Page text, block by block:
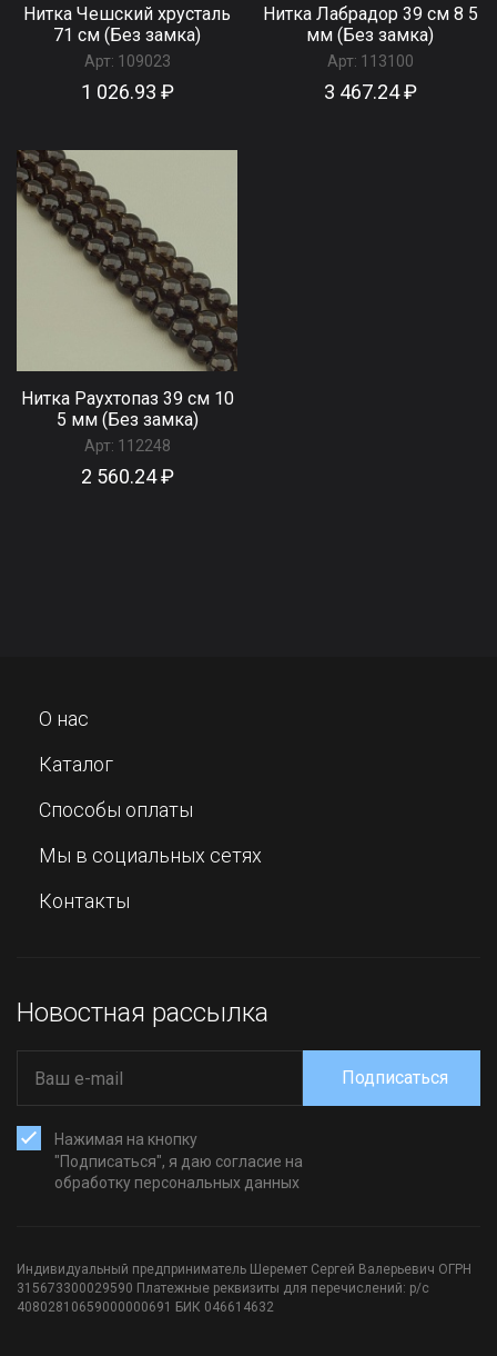
Нитка Чешский хрусталь
71 см (Без замка)
Арт: 109023
1 026.93 ₽
Нитка Лабрадор 39 см 8 5
мм (Без замка)
Арт: 113100
3 467.24 ₽
Нитка Раухтопаз 39 см 10
5 мм (Без замка)
Арт: 112248
2 560.24 ₽
О нас
Каталог
Способы оплаты
Мы в социальных сетях
Контакты
Новостная рассылка
Нажимая на кнопку
"Подписаться", я даю согласие на
обработку персональных данных
Подписаться
Индивидуальный предприниматель Шеремет Сергей Валерьевич ОГРН
315673300029590 Платежные реквизиты для перечислений: р/с
40802810659000000691 БИК 046614632